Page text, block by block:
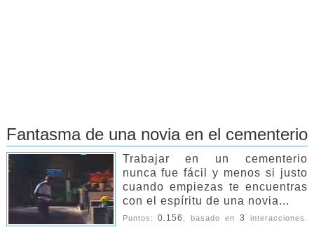
Fantasma de una novia en el cementerio
Trabajar en un cementerio
nunca fue fácil y menos si justo
cuando empiezas te encuentras
con el espíritu de una novia...
Puntos:0.156 , basado en3
interacciones.